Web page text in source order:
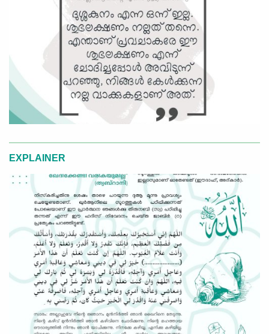
EXPLAINER